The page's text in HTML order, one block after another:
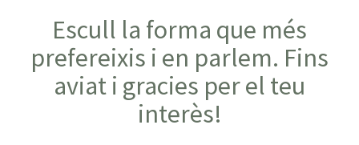
Escull la forma que més
prefereixis i en parlem. Fins
aviat i gracies per el teu
interès!